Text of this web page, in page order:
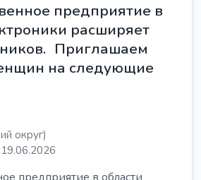
предприятие в
расширяет
Приглашаем
на следующие
округ)